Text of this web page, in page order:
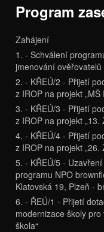
Program
Zahájení
1. - Schválení
jmenování ověřovatelů
2. - KŘEÚ/2 - Přijetí
z IROP na projekt
3. - KŘEÚ/3 - Přijetí
z IROP na projekt
4. - KŘEÚ/4 - Přijetí
z IROP na projekt
5. - KŘEÚ/5 -
programu NPO
Klatovská 19, Plzeň -
6. - ŘEÚ/1 - Přijetí
modernizace školy
škola“